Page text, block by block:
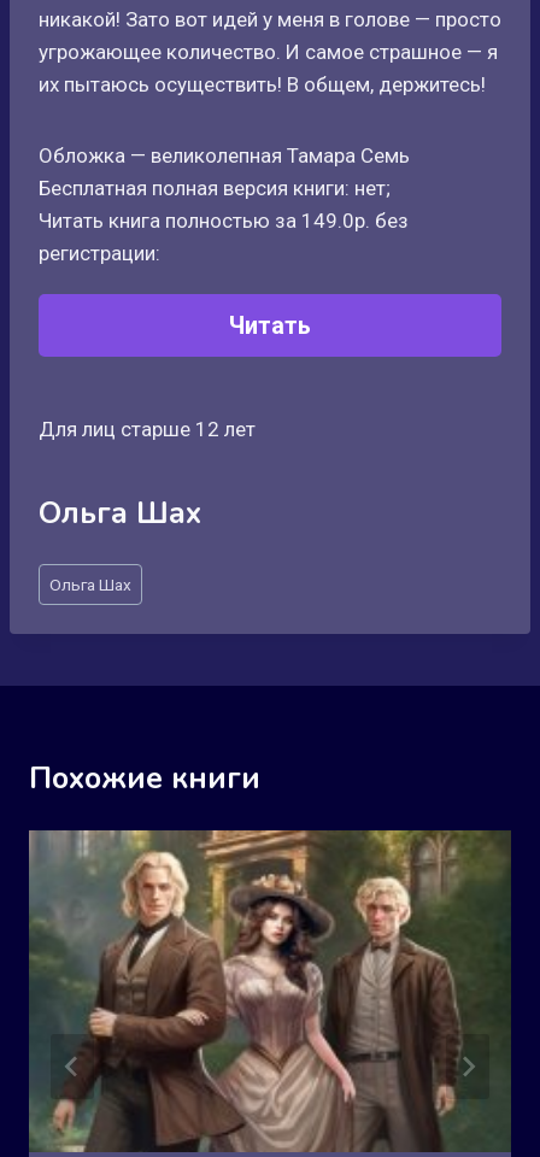
никакой! Зато вот идей у меня в голове — просто
угрожающее количество. И самое страшное — я
их пытаюсь осуществить! В общем, держитесь!
Обложка — великолепная Тамара Семь
Бесплатная полная версия книги: нет;
Читать книга полностью за 149.0р. без
регистрации:
Читать
Для лиц старше 12 лет
Ольга Шах
Метки
записи:
Ольга Шах
Похожие книги